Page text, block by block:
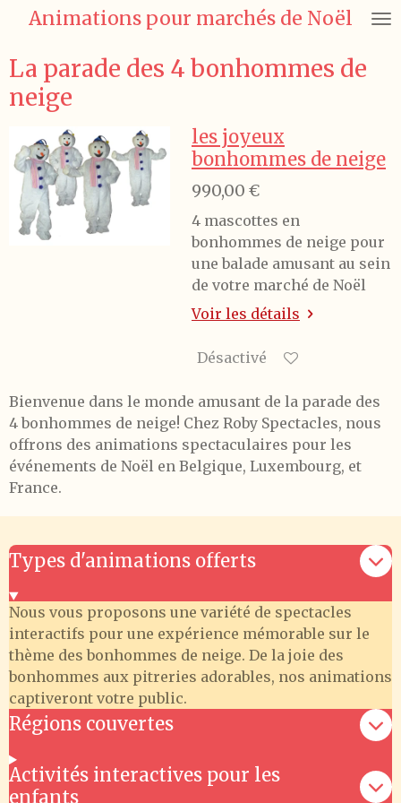
Passer
contenu
principal
Animations pour marchés de Noël
La parade des 4 bonhommes de
neige
les joyeux
bonhommes de neige
990,00 €
4 mascottes en
bonhommes de neige pour
une balade amusant au sein
de votre marché de Noël
Voir les détails
Désactivé
Bienvenue dans le monde amusant de la parade des
4 bonhommes de neige! Chez Roby Spectacles, nous
offrons des animations spectaculaires pour les
événements de Noël en Belgique, Luxembourg, et
France.
Types d'animations offerts
Nous vous proposons une variété de spectacles
interactifs pour une expérience mémorable sur le
thème des bonhommes de neige. De la joie des
bonhommes aux pitreries adorables, nos animations
captiveront votre public.
Régions couvertes
Activités interactives pour les
enfants